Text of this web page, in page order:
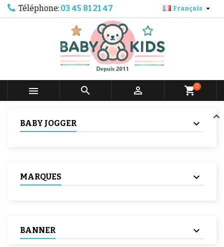
Téléphone: 03 45 81 21 47 Français 
   shopping_cart0
BABY JOGGER
MARQUES
BANNER